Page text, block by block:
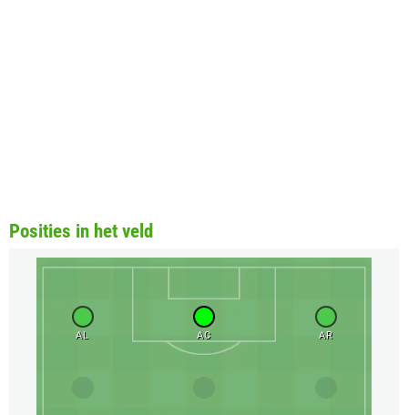
Posities in het veld
AL AC AR